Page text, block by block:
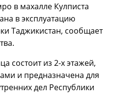
в махалле Кулписта
в эксплуатацию
Таджикистан, сообщает
состоит из 2-х этажей,
и предназначена для
дел Республики